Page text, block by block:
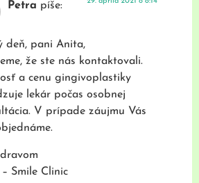
Petra píše:
deň, pani Anita,
že ste nás kontaktovali.
a cenu gingivoplastiky
lekár počas osobnej
V prípade záujmu Vás
– Smile Clinic